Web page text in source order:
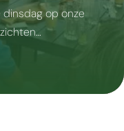
dinsdag op onze